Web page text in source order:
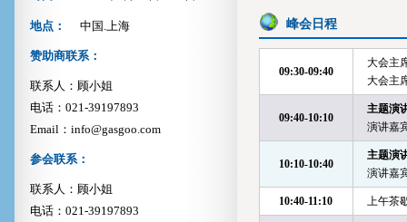
地点： 中国.上海
赞助商联系：
联系人：顾小姐
电话：021-39197893
Email：info@gasgoo.com
参会联系：
联系人：顾小姐
电话：021-39197893
峰会日程
09:30-09:40
大会主
大会主
09:40-10:10
主题演
演讲嘉
10:10-10:40
主题演
演讲嘉
10:40-11:10 上午茶